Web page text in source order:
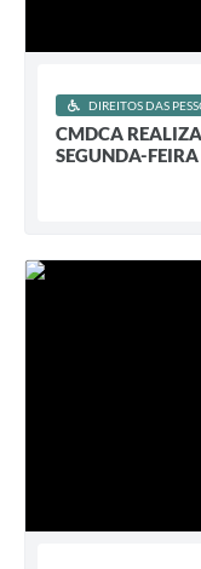
DIREITOS DAS
CMDCA
SEGUNDA-